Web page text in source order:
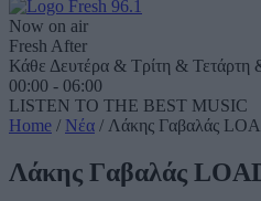
Now on air
Fresh After
Κάθε Δευτέρα & Τρίτη &
00:00 - 06:00
LISTEN TO THE BEST MUSIC
Home / Νέα / Λάκης Γαβαλάς
Λάκης Γαβαλάς